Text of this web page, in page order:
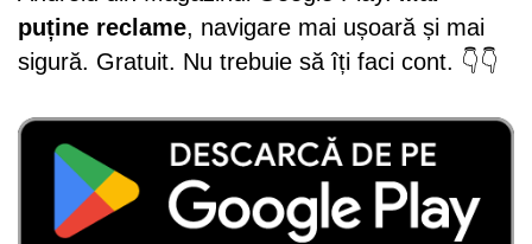
puține reclame, navigare mai ușoară și mai
sigură. Gratuit. Nu trebuie să îți faci cont. 👇👇